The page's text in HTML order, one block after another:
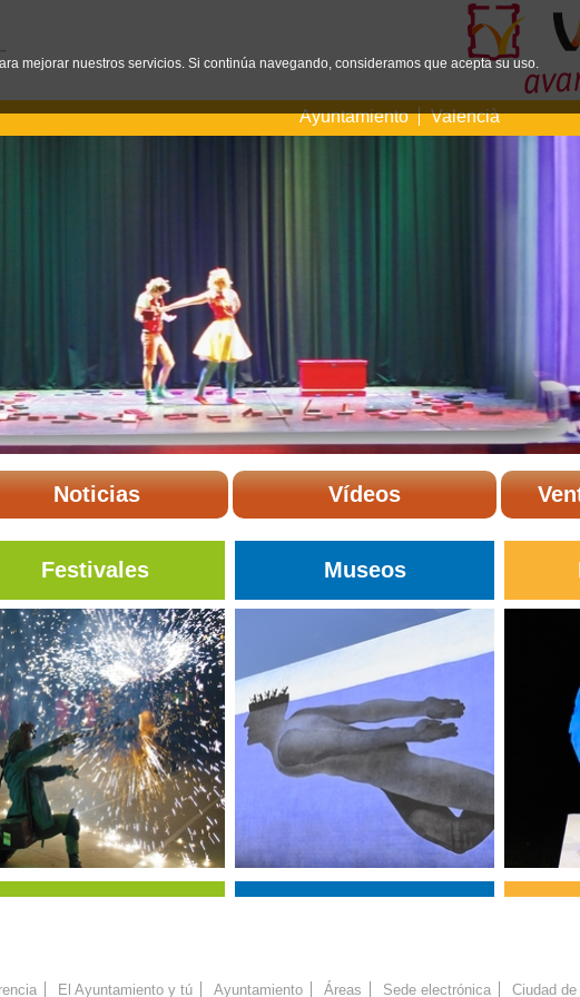
Ayuntamiento Valencià
Noticias Vídeos
Festivales Museos
El Ayuntamiento y tú Ayuntamiento Áreas Sede electrónica Ciudad
mejorar nuestros servicios. Si continúa navegando, consideramos que acepta su uso.